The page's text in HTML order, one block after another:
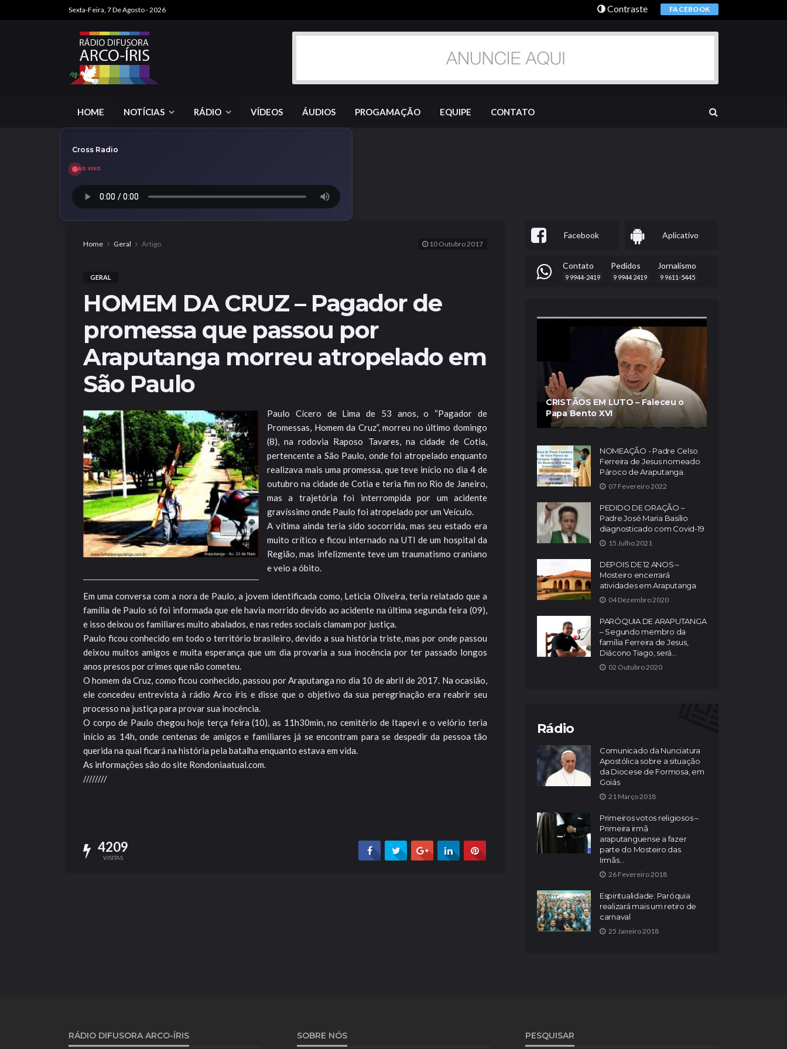
Sexta-Feira, 7 De Agosto - 2026 Contraste FACEBOOK
HOME NOTÍCIAS RÁDIO VÍDEOS ÁUDIOS PROGAMAÇÃO EQUIPE CONTATO
Cross Radio
AO VIVO
Home Geral Artigo 10 Outubro 2017
GERAL
HOMEM DA CRUZ – Pagador de
promessa que passou por
Araputanga morreu atropelado em
São Paulo
Paulo Cícero de Lima de 53 anos, o “Pagador de
Promessas, Homem da Cruz”, morreu no último domingo
(8), na rodovia Raposo Tavares, na cidade de Cotia,
pertencente a São Paulo, onde foi atropelado enquanto
realizava mais uma promessa, que teve início no dia 4 de
outubro na cidade de Cotia e teria fim no Rio de Janeiro,
mas a trajetória foi interrompida por um acidente
gravíssimo onde Paulo foi atropelado por um Veículo.
A vítima ainda teria sido socorrida, mas seu estado era
muito crítico e ficou internado na UTI de um hospital da
Região, mas infelizmente teve um traumatismo craniano
e veio a óbito.
Em uma conversa com a nora de Paulo, a jovem identificada como, Leticia Oliveira, teria relatado que a
família de Paulo só foi informada que ele havia morrido devido ao acidente na última segunda feira (09),
e isso deixou os familiares muito abalados, e nas redes sociais clamam por justiça.
Paulo ficou conhecido em todo o território brasileiro, devido a sua história triste, mas por onde passou
deixou muitos amigos e muita esperança que um dia provaria a sua inocência por ter passado longos
anos presos por crimes que não cometeu.
O homem da Cruz, como ficou conhecido, passou por Araputanga no dia 10 de abril de 2017. Na ocasião,
ele concedeu entrevista à rádio Arco íris e disse que o objetivo da sua peregrinação era reabrir seu
processo na justiça para provar sua inocência.
O corpo de Paulo chegou hoje terça feira (10), as 11h30min, no cemitério de Itapevi e o velório teria
início as 14h, onde centenas de amigos e familiares já se encontram para se despedir da pessoa tão
querida na qual ficará na história pela batalha enquanto estava em vida.
As informações são do site Rondoniaatual.com.
////////
4209
VISITAS
Facebook Aplicativo
Contato
9 9944-2419
Pedidos
9 9944 2419
Jornalismo
9 9611-5445
CRISTÃOS EM LUTO – Faleceu o
Papa Bento XVI
NOMEAÇÃO - Padre Celso
Ferreira de Jesus nomeado
Pároco de Araputanga.
07 Fevereiro 2022
PEDIDO DE ORAÇÃO –
Padre José Maria Basílio
diagnosticado com Covid-19
15 Julho 2021
DEPOIS DE 12 ANOS –
Mosteiro encerrará
atividades em Araputanga
04 Dezembro 2020
PARÓQUIA DE ARAPUTANGA
– Segundo membro da
família Ferreira de Jesus,
Diácono Tiago, será...
02 Outubro 2020
Rádio
Comunicado da Nunciatura
Apostólica sobre a situação
da Diocese de Formosa, em
Goiás
21 Março 2018
Primeiros votos religiosos –
Primeira irmã
araputanguense a fazer
parte do Mosteiro das
Irmãs...
26 Fevereiro 2018
Espiritualidade: Paróquia
realizará mais um retiro de
carnaval
25 Janeiro 2018
RÁDIO DIFUSORA ARCO-ÍRIS SOBRE NÓS PESQUISAR